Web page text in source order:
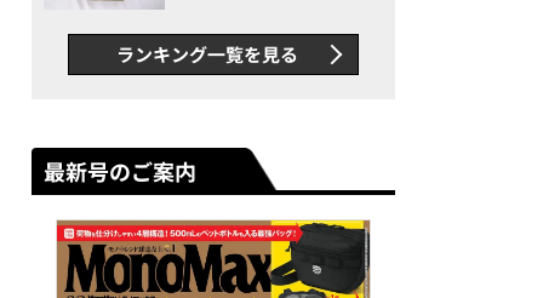
録…ほか【休日バッグの人気
記事ランキングベスト3】
（2026年6月版）
ランキング一覧を見る
最新号のご案内